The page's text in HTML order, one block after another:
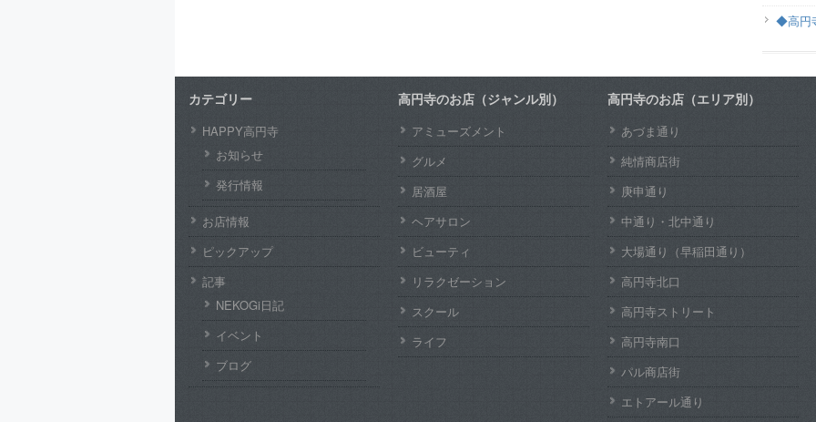
◆高円
カテゴリー
HAPPY高円寺
お知らせ
発行情報
お店情報
ピックアップ
記事
NEKOGi日記
イベント
ブログ
高円寺のお店（ジャンル別）
アミューズメント
グルメ
居酒屋
ヘアサロン
ビューティ
リラクゼーション
スクール
ライフ
高円寺のお店（エリア別）
あづま通り
純情商店街
庚申通り
中通り・北中通り
大場通り（早稲田通り）
高円寺北口
高円寺ストリート
高円寺南口
パル商店街
エトアール通り